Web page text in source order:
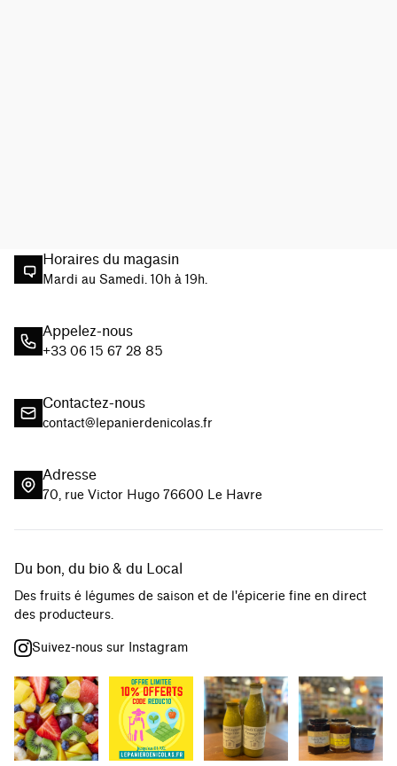
Horaires du magasin
Mardi au Samedi. 10h à 19h.
Appelez-nous
+33 06 15 67 28 85
Contactez-nous
contact@lepanierdenicolas.fr
Adresse
70, rue Victor Hugo 76600 Le Havre
Du bon, du bio & du Local
Des fruits é légumes de saison et de l'épicerie fine en direct
des producteurs.
Suivez-nous sur Instagram